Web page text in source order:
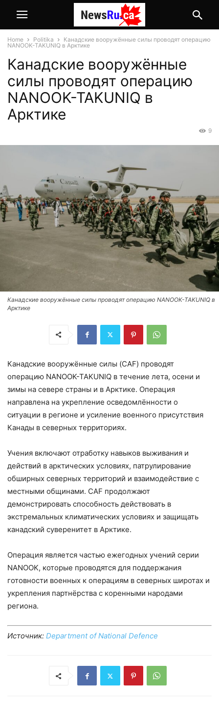
Home Politika
Канадские вооружённые силы проводят операцию
NANOOK-TAKUNIQ в Арктике
Канадские вооружённые
силы проводят операцию
NANOOK-TAKUNIQ в
Арктике
9
Канадские вооружённые силы проводят операцию NANOOK-TAKUNIQ в
Арктике
Канадские вооружённые силы (CAF) проводят
операцию NANOOK-TAKUNIQ в течение лета, осени и
зимы на севере страны и в Арктике. Операция
направлена на укрепление осведомлённости о
ситуации в регионе и усиление военного присутствия
Канады в северных территориях.
Учения включают отработку навыков выживания и
действий в арктических условиях, патрулирование
обширных северных территорий и взаимодействие с
местными общинами. CAF продолжают
демонстрировать способность действовать в
экстремальных климатических условиях и защищать
канадский суверенитет в Арктике.
Операция является частью ежегодных учений серии
NANOOK, которые проводятся для поддержания
готовности военных к операциям в северных широтах и
укрепления партнёрства с коренными народами
региона.
Источник: Department of National Defence